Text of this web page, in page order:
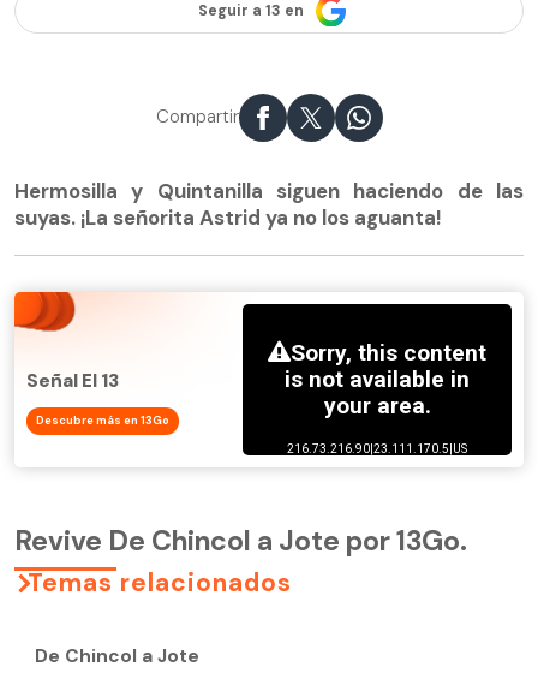
Seguir a 13 en
Compartir
Hermosilla y Quintanilla siguen haciendo de las
suyas. ¡La señorita Astrid ya no los aguanta!
Señal El 13
Descubre más en 13Go
Revive De Chincol a Jote por 13Go.
Temas relacionados
De Chincol a Jote